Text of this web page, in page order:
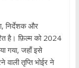
निर्देशक और
है। फ़िल्म को 2024
गया, जहाँ इसे
वाली तृप्ति भोईर ने